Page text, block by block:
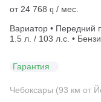
от24 768 q / мес.
Вариатор • Передний
1.5 л. / 103 л.с. •
Гарантия
Чебоксары (93 км от